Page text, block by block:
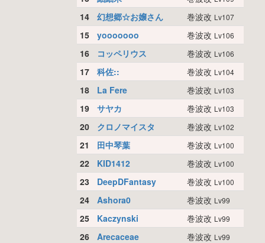
14 幻想郷☆お嬢さん 巻波改 Lv107
15 yooooooo 巻波改 Lv106
16 コッペリウス 巻波改 Lv106
17 科佐:: 巻波改 Lv104
18 La Fere 巻波改 Lv103
19 サヤカ 巻波改 Lv103
20 クロノマイスタ 巻波改 Lv102
21 田中琴葉 巻波改 Lv100
22 KID1412 巻波改 Lv100
23 DeepDFantasy 巻波改 Lv100
24 Ashora0 巻波改 Lv99
25 Kaczynski 巻波改 Lv99
26 Arecaceae 巻波改 Lv99